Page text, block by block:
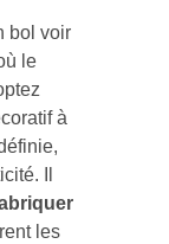
bol voir
le
à
Il
les